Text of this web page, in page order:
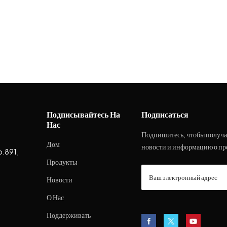
Подписывайтесь На
Нас
Дом
Продукты
Новости
О Нас
Поддерживать
Подписаться
Подпишитесь, чтобы
новости и информацию о